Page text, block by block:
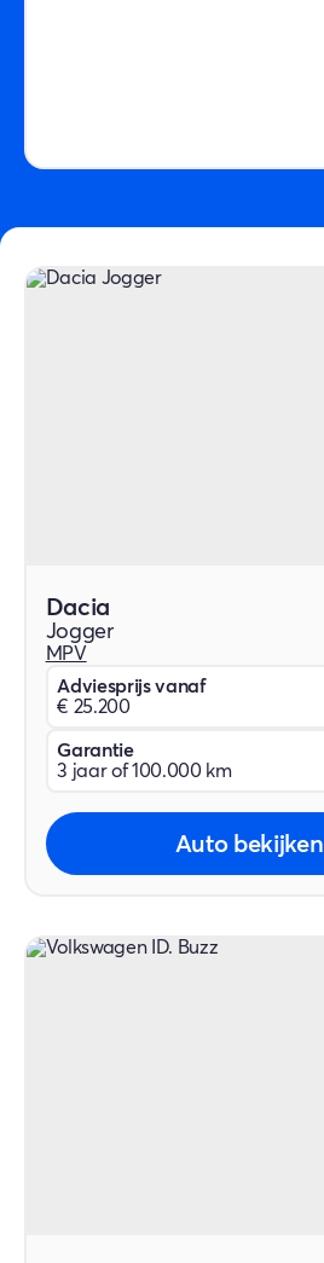
Dacia
Jogger
MPV
Adviesprijs vanaf
€ 25.200
Garantie
3 jaar of 100.000 km
Auto bekijken